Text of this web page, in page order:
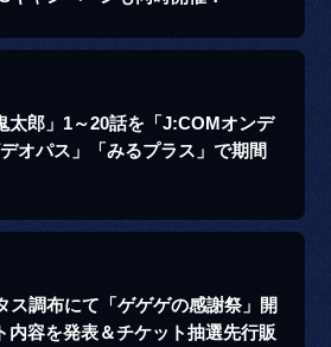
太郎」1～20話を「J:COMオンデ
オパス」「みるプラス」で期間
ス調布にて「ゲゲゲの感謝祭」開
内容を発表＆チケット抽選先行販